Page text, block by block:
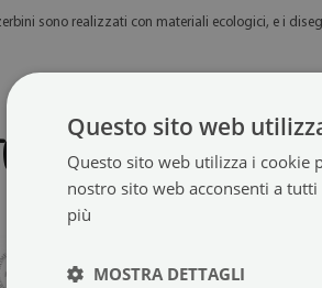
sono realizzati con materiali ecologici, e i
Questo sito web
Questo sito web utilizza i cookie
nostro sito web acconsenti a
più
MOSTRA DETTAGLI